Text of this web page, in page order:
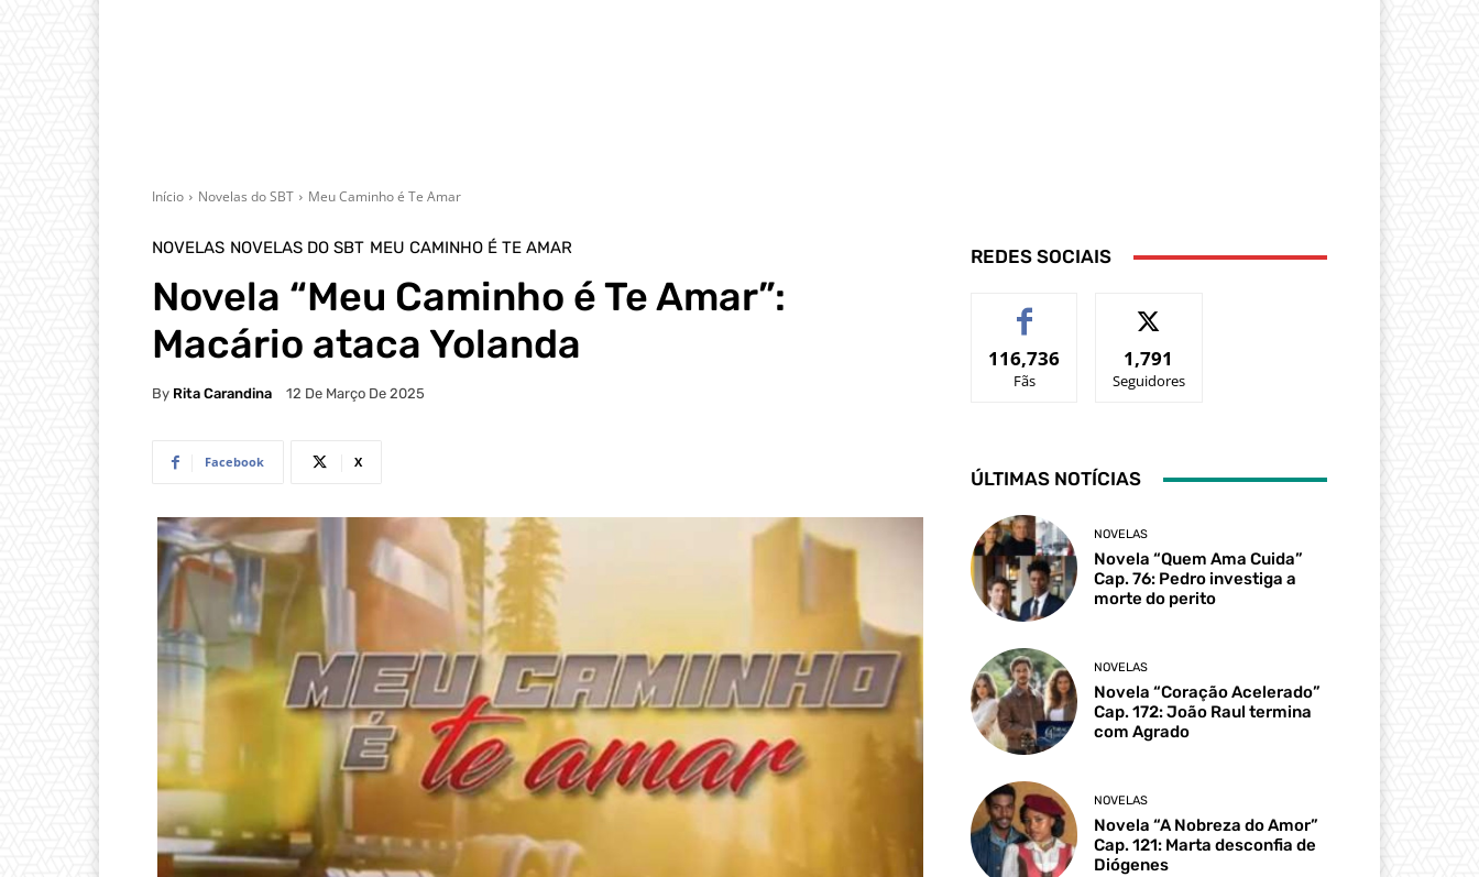
Início Novelas do SBT Meu Caminho é Te Amar
NOVELAS NOVELAS DO SBT MEU CAMINHO É TE AMAR
Novela “Meu Caminho é Te Amar”:
Macário ataca Yolanda
By Rita Carandina 12 De Março De 2025
Facebook X
REDES SOCIAIS
116,736
Fãs
1,791
Seguidores
ÚLTIMAS NOTÍCIAS
NOVELAS
Novela “Quem Ama Cuida”
Cap. 76: Pedro investiga a
morte do perito
NOVELAS
Novela “Coração Acelerado”
Cap. 172: João Raul termina
com Agrado
NOVELAS
Novela “A Nobreza do Amor”
Cap. 121: Marta desconfia de
Diógenes